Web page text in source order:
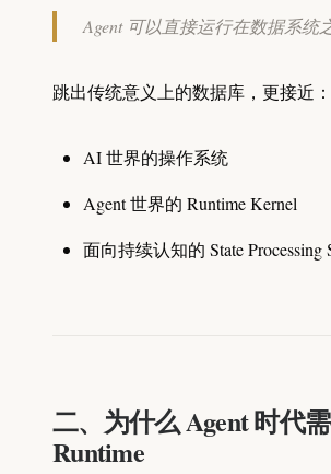
Agent 可以直接运行在数据系统
跳出传统意义上的数据库，更接近：
AI 世界的操作系统
Agent 世界的 Runtime Kernel
面向持续认知的 State Processing
二、为什么 Agent 时代
Runtime